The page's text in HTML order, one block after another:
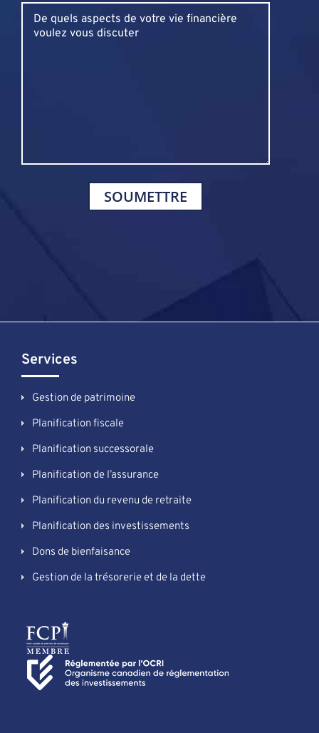
Untitled
SOUMETTRE
Services
Gestion de patrimoine
Planification fiscale
Planification successorale
Planification de l’assurance
Planification du revenu de retraite
Planification des investissements
Dons de bienfaisance
Gestion de la trésorerie et de la dette